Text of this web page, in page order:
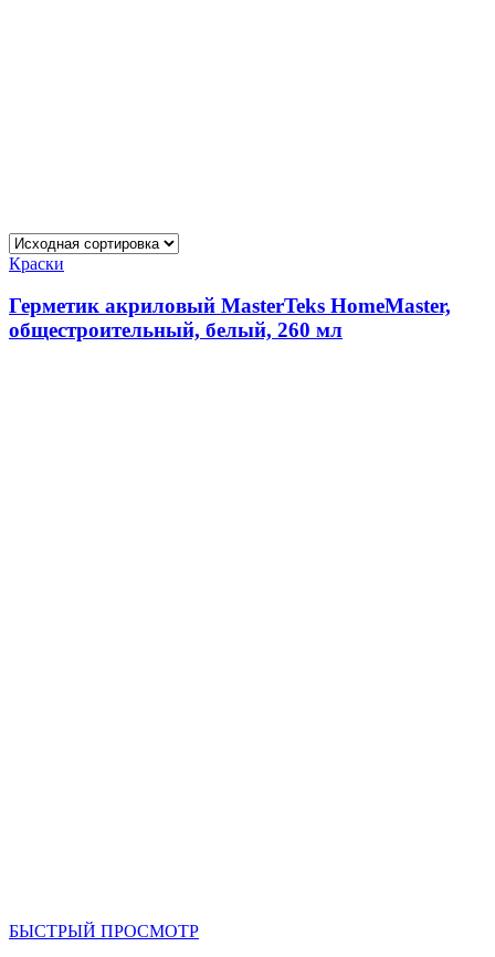
Краски
Герметик акриловый MasterTeks HomeMaster,
общестроительный, белый, 260 мл
БЫСТРЫЙ ПРОСМОТР